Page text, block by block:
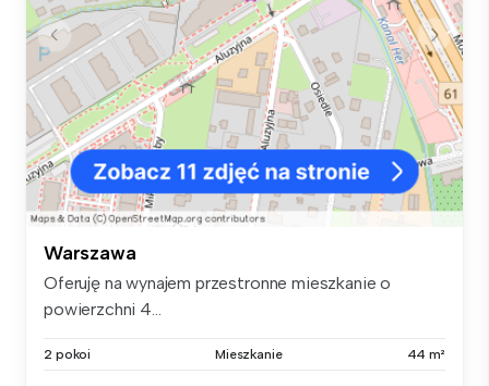
Warszawa
Oferuję na wynajem przestronne mieszkanie o
powierzchni 4...
2 pokoi Mieszkanie 44 m²